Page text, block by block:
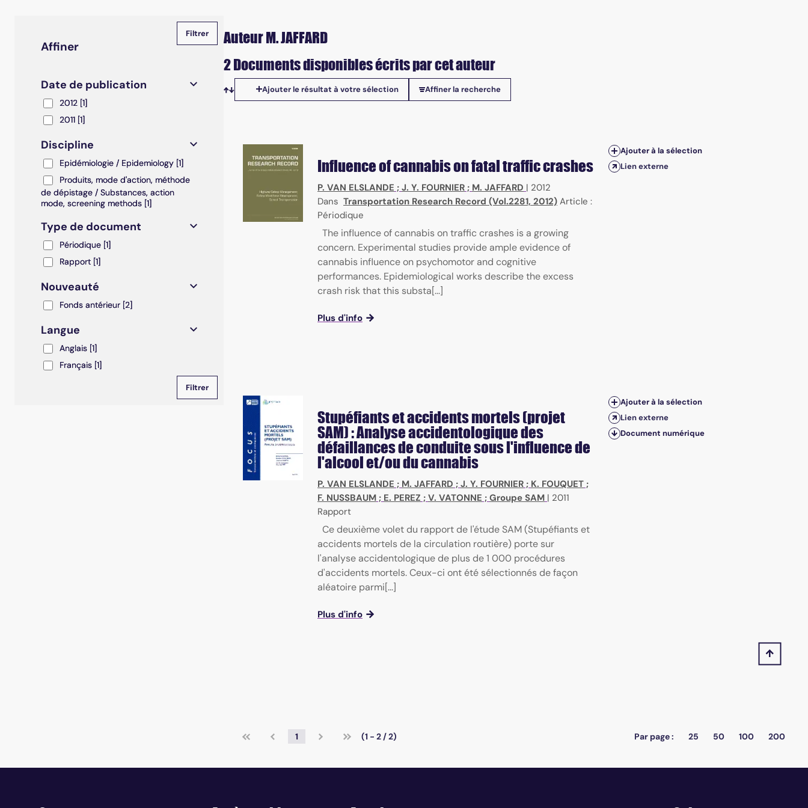
Affiner
Date de publication
20122012 [1]
2011 2011 [1]
Discipline
Epidémiologie / Epidemiology
Epidémiologie / Epidemiology [1]
Produits, mode d'action, méthode de dépistage / Substances, action mode, screening methods
Produits, mode d'action, méthode
de dépistage / Substances, action
mode, screening methods [1]
Type de document
Périodique
Périodique [1]
RapportRapport [1]
Nouveauté
Fonds antérieur
Fonds antérieur [2]
Langue
AnglaisAnglais [1]
Français
Français [1]
Auteur M. JAFFARD
2 Documents disponibles écrits par cet auteur
Tris disponibles
Ajouter le résultat à votre sélection Affiner la recherche
Influence of cannabis on fatal traffic crashes
P. VAN ELSLANDE ; J. Y. FOURNIER ; M. JAFFARD | 2012
Dans Transportation Research Record (Vol.2281, 2012) Article :
Périodique
The influence of cannabis on traffic crashes is a growing
concern. Experimental studies provide ample evidence of
cannabis influence on psychomotor and cognitive
performances. Epidemiological works describe the excess
crash risk that this substa[...]
Plus d'info
Ajouter à la sélection
Lien externe
Stupéfiants et accidents mortels (projet
SAM) : Analyse accidentologique des
défaillances de conduite sous l'influence de
l'alcool et/ou du cannabis
P. VAN ELSLANDE ; M. JAFFARD ; J. Y. FOURNIER ; K. FOUQUET ;
F. NUSSBAUM ; E. PEREZ ; V. VATONNE ; Groupe SAM | 2011
Rapport
Ce deuxième volet du rapport de l'étude SAM (Stupéfiants et
accidents mortels de la circulation routière) porte sur
l'analyse accidentologique de plus de 1 000 procédures
d'accidents mortels. Ceux-ci ont été sélectionnés de façon
aléatoire parmi[...]
Plus d'info
Ajouter à la sélection
Lien externe
Document numérique
1 (1 - 2 / 2) Par page : 25 50 100 200